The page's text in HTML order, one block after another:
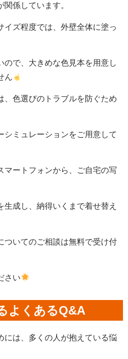
関係しています。
イズ程度では、外壁全体に塗っ
ので、大きめな色見本を用意し
ん
、色選びのトラブルを防ぐため
シミュレーションをご用意して
マートフォンから、ご自宅の写
成し、納得いくまで着せ替え
ついてのご相談は無料で受け付
さい
よくあるQ&A
には、多くの人が抱えている悩